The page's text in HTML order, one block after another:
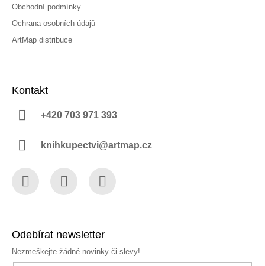
Obchodní podmínky
Ochrana osobních údajů
ArtMap distribuce
Kontakt
+420 703 971 393
knihkupectvi@artmap.cz
Odebírat newsletter
Nezmeškejte žádné novinky či slevy!